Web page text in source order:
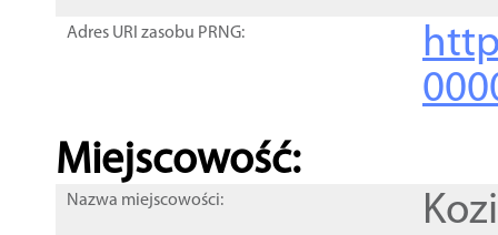
Adres URI zasobu PRNG:
Miejscowość:
Nazwa miejscowości: